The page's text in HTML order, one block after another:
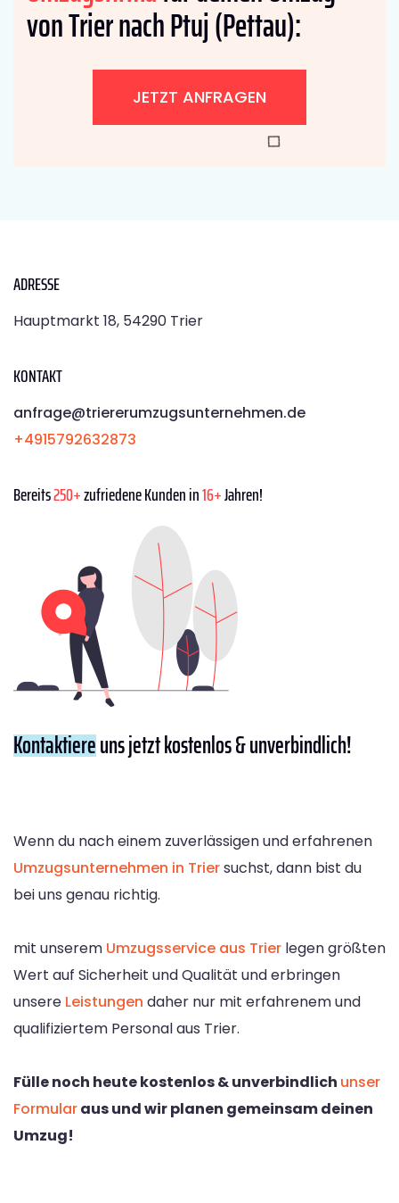
von Trier nach Ptuj (Pettau):
JETZT ANFRAGEN
ADRESSE
Hauptmarkt 18, 54290 Trier
KONTAKT
anfrage@triererumzugsunternehmen.de
+4915792632873
Bereits250+zufriedene Kunden in16+Jahren!
Kontaktiereuns jetzt kostenlos & unverbindlich!
Wenn du nach einem zuverlässigen und erfahrenen
Umzugsunternehmen in Triersuchst, dann bist du
bei uns genau richtig.
mit unserem Umzugsservice aus Trier legen größten
Wert auf Sicherheit und Qualität und erbringen
unsere Leistungen daher nur mit erfahrenem und
qualifiziertem Personal aus Trier.
Fülle noch heute kostenlos & unverbindlich unser
Formularaus und wir planen gemeinsam deinen
Umzug!